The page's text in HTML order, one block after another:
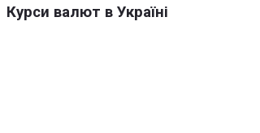
Курси валют в Україні